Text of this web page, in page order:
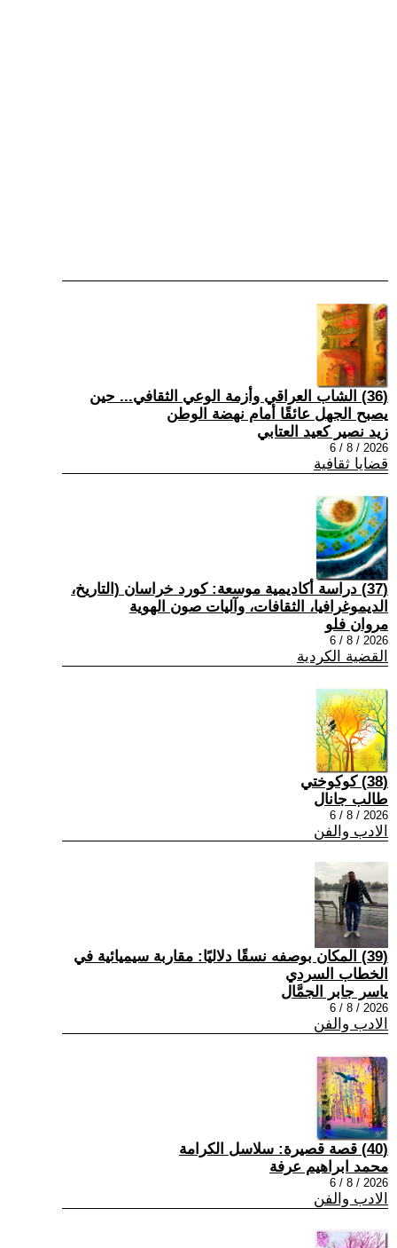
(36) الشاب العراقي وأزمة الوعي الثقافي... حين
يصبح الجهل عائقًا أمام نهضة الوطن
زيد نصير كعيد العتابي
2026 / 8 / 6
قضايا ثقافية
(37) دراسة أكاديمية موسعة: كورد خراسان (التاريخ،
الديموغرافيا، الثقافات، وآليات صون الهوية
مروان فلو
2026 / 8 / 6
القضية الكردية
(38) كوكوختي
طالب جانال
2026 / 8 / 6
الادب والفن
(39) المكان بوصفه نسقًا دلاليًا: مقاربة سيميائية في
الخطاب السردي
ياسر جابر الجمَّال
2026 / 8 / 6
الادب والفن
(40) قصة قصيرة: سلاسل الكرامة
محمد ابراهيم عرفة
2026 / 8 / 6
الادب والفن